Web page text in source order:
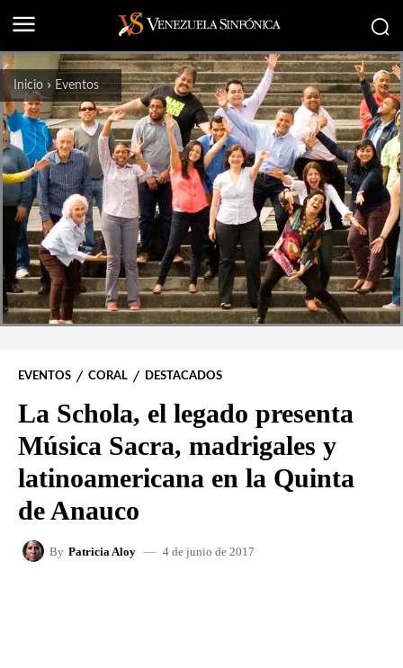
Inicio Eventos
EVENTOS CORAL DESTACADOS
La Schola, el legado presenta
Música Sacra, madrigales y
latinoamericana en la Quinta
de Anauco
By Patricia Aloy 4 de junio de 2017